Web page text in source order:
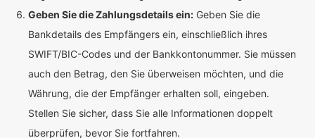
Geben Sie die Zahlungsdetails ein: Geben Sie die
Bankdetails des Empfängers ein, einschließlich ihres
SWIFT/BIC-Codes und der Bankkontonummer. Sie müssen
auch den Betrag, den Sie überweisen möchten, und die
Währung, die der Empfänger erhalten soll, eingeben.
Stellen Sie sicher, dass Sie alle Informationen doppelt
überprüfen, bevor Sie fortfahren.